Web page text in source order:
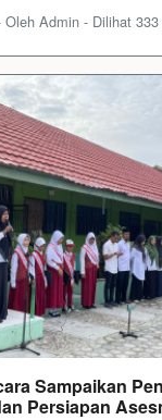
Admin - Dilihat 333
Sampaikan
Persiapan